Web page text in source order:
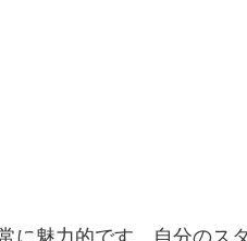
に魅力的です。自分のス